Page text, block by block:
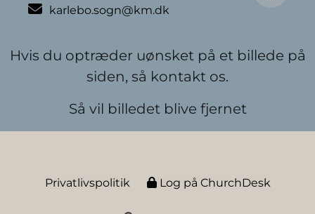
 karlebo.sogn@km.dk
Hvis du optræder uønsket på et billede på
siden, så kontakt os.
Så vil billedet blive fjernet
Privatlivspolitik Log på ChurchDesk